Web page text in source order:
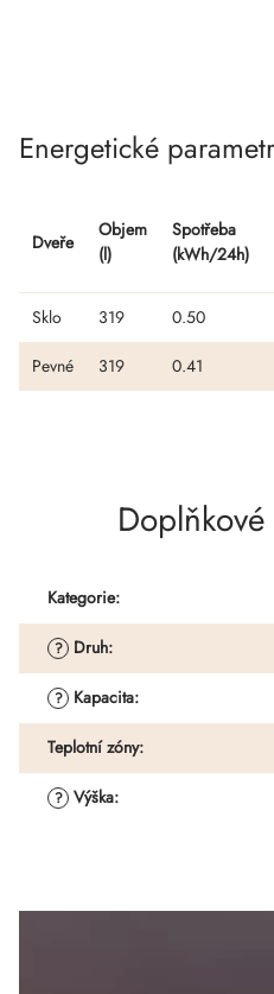
Energetické
Dveře
Objem
(l)
Spotřeba
(kWh/24h)
Sklo 319 0.50
Pevné 319 0.41
Kategorie:
? Druh:
? Kapacita:
Teplotní zóny:
? Výška: